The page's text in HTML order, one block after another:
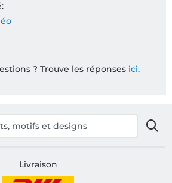
? Trouve les réponses ici.
Livraison